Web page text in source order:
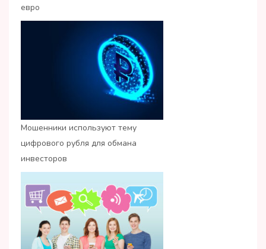
евро
Мошенники используют тему
цифрового рубля для обмана
инвесторов